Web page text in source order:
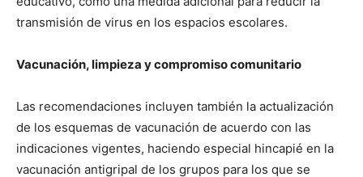
transmisión de virus en los espacios escolares.
Vacunación, limpieza y compromiso comunitario
Las recomendaciones incluyen también la actualización
de los esquemas de vacunación de acuerdo con las
indicaciones vigentes, haciendo especial hincapié en la
vacunación antigripal de los grupos para los que se